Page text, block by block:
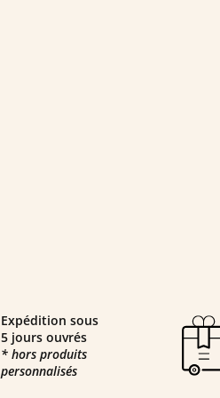
Expédition sous
5 jours ouvrés
* hors produits
personnalisés